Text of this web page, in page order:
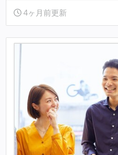
4ヶ月前更新